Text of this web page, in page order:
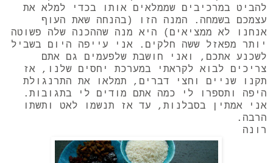
להביט במרכיבים שממלאים אותו בכדי למלא את
עצמכם בשמחה. המנה הזו (בהנחה שאת העוף
אנחנו לא ממציאים) היא מנה שההכנה שלה פשוטה
יותר מפאזל ששה חלקים. אני עייפה היום בשביל
לשכנע אתכם, ואני חושבת שלפעמים גם אתם
צריכים לבוא לקראתי במערכת יחסים שלנו, אז
תקנו שניים וחצי דברים, תמלאו את התרנגולת
היפה ותספרו לי כמה אתם מודים לי בתגובות.
אני אמתין בסבלנות, עד אז תנשמו לאט ותשתו
הרבה.
רונה